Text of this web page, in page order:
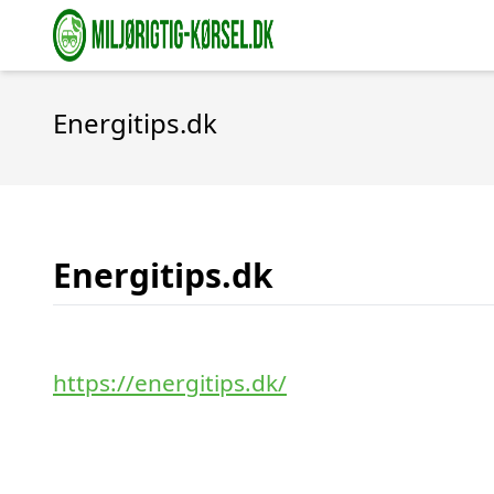
Energitips.dk
Energitips.dk
https://energitips.dk/